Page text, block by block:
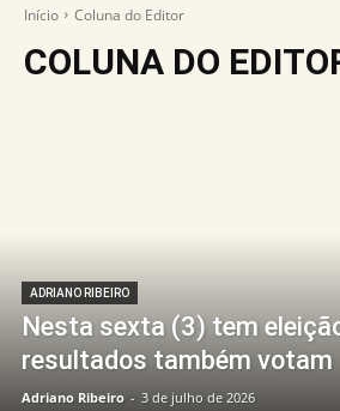
Início Coluna do Editor
COLUNA DO
ADRIANO RIBEIRO
Nesta sexta (3) tem
resultados também votam
Adriano Ribeiro - 3 de julho de 2026